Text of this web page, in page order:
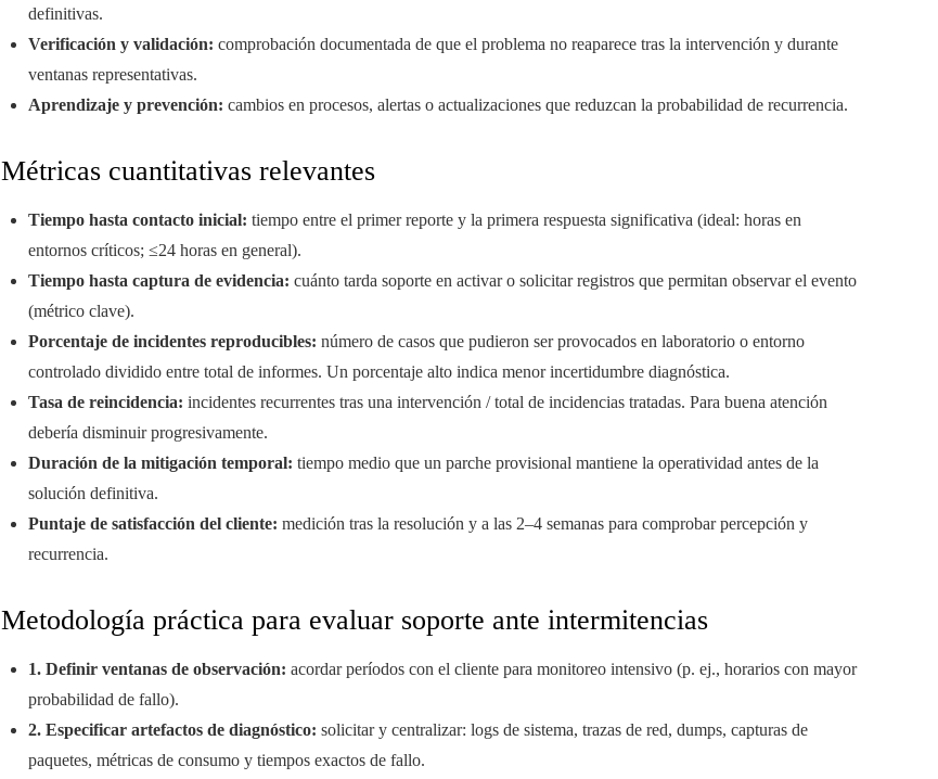
definitivas.
Verificación y validación: comprobación documentada de que el problema no reaparece tras la intervención y durante
ventanas representativas.
Aprendizaje y prevención: cambios en procesos, alertas o actualizaciones que reduzcan la probabilidad de recurrencia.
Métricas cuantitativas relevantes
Tiempo hasta contacto inicial: tiempo entre el primer reporte y la primera respuesta significativa (ideal: horas en
entornos críticos; ≤24 horas en general).
Tiempo hasta captura de evidencia: cuánto tarda soporte en activar o solicitar registros que permitan observar el evento
(métrico clave).
Porcentaje de incidentes reproducibles: número de casos que pudieron ser provocados en laboratorio o entorno
controlado dividido entre total de informes. Un porcentaje alto indica menor incertidumbre diagnóstica.
Tasa de reincidencia: incidentes recurrentes tras una intervención / total de incidencias tratadas. Para buena atención
debería disminuir progresivamente.
Duración de la mitigación temporal: tiempo medio que un parche provisional mantiene la operatividad antes de la
solución definitiva.
Puntaje de satisfacción del cliente: medición tras la resolución y a las 2–4 semanas para comprobar percepción y
recurrencia.
Metodología práctica para evaluar soporte ante intermitencias
1. Definir ventanas de observación: acordar períodos con el cliente para monitoreo intensivo (p. ej., horarios con mayor
probabilidad de fallo).
2. Especificar artefactos de diagnóstico: solicitar y centralizar: logs de sistema, trazas de red, dumps, capturas de
paquetes, métricas de consumo y tiempos exactos de fallo.